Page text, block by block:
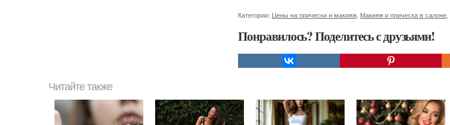
Категории: Цены на прически и макияж Макияж и прическа в салоне
Понравилось? Поделитесь с друзьями!
Читайте также